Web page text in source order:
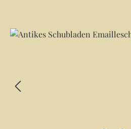
Bildergalerie überspringen